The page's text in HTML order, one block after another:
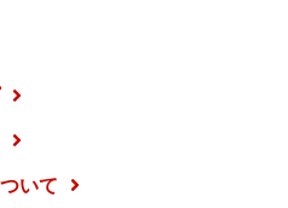
いて